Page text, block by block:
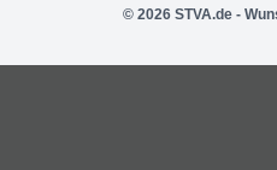
© 2026 STVA.de -